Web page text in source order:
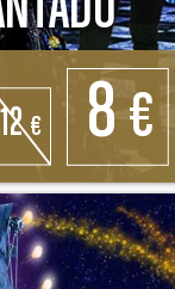
12€ 8 €